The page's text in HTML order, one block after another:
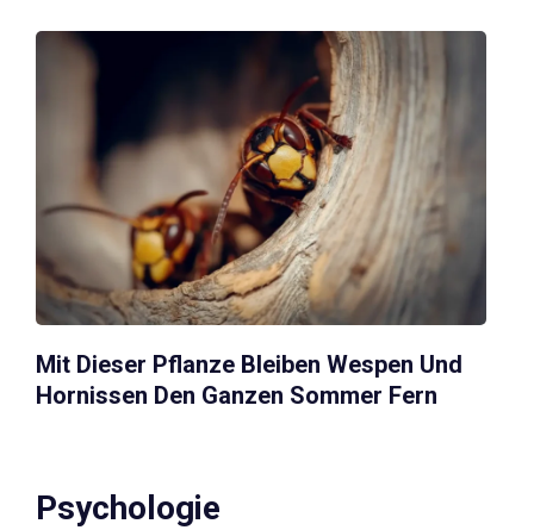
Mit Dieser Pflanze Bleiben Wespen Und
Hornissen Den Ganzen Sommer Fern
Psychologie